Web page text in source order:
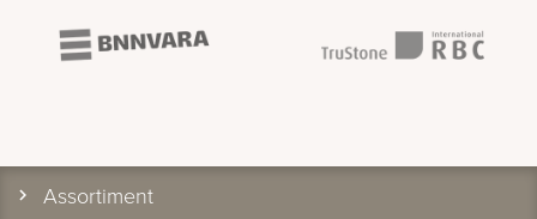
Assortiment